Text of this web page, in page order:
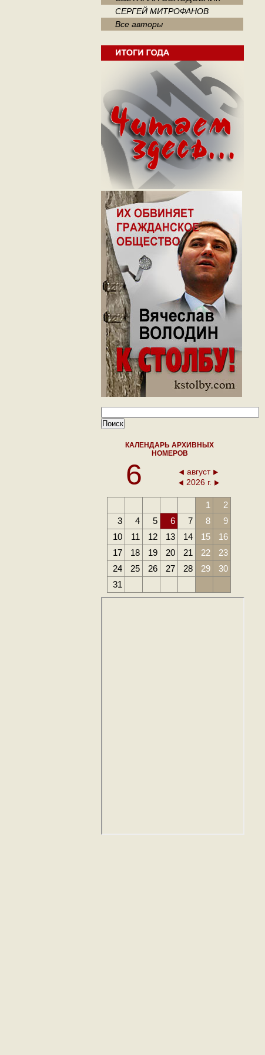
СЕРГЕЙ МИТРОФАНОВ
Все авторы
КАЛЕНДАРЬ АРХИВНЫХ
НОМЕРОВ
6
август
2026 г.
1
2
3
4 5 6 7 8
9
10
11 12 13 14 15
16
17
18 19 20 21 22
23
24
25 26 27 28 29
30
31